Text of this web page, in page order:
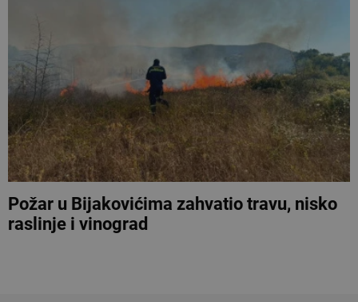
Požar u Bijakovićima zahvatio travu, nisko
raslinje i vinograd